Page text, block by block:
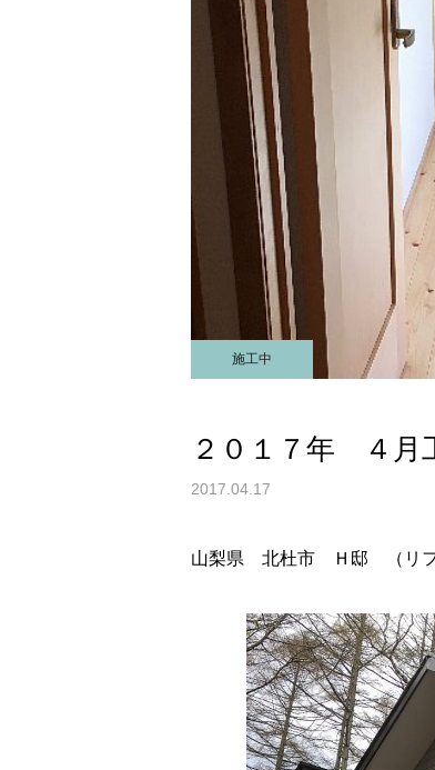
施工中
２０１７年 ４月
2017.04.17
山梨県 北杜市 Ｈ邸 （リフ